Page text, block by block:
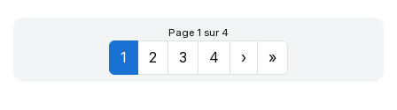
Page 1 sur 4
1 2 3 4 › »